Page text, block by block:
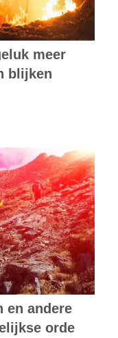
meer
blijken
en andere
orde